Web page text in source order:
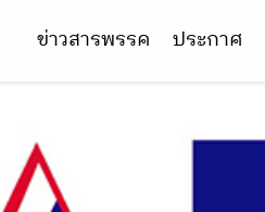
ข่าวสารพรรค ประกาศ